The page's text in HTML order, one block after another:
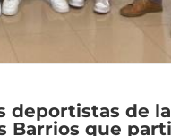
deportistas de la
Barrios que